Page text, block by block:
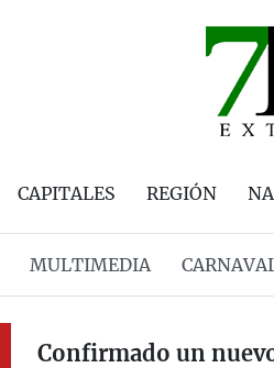
CAPITALES REGIÓN
MULTIMEDIA
Confirmado un